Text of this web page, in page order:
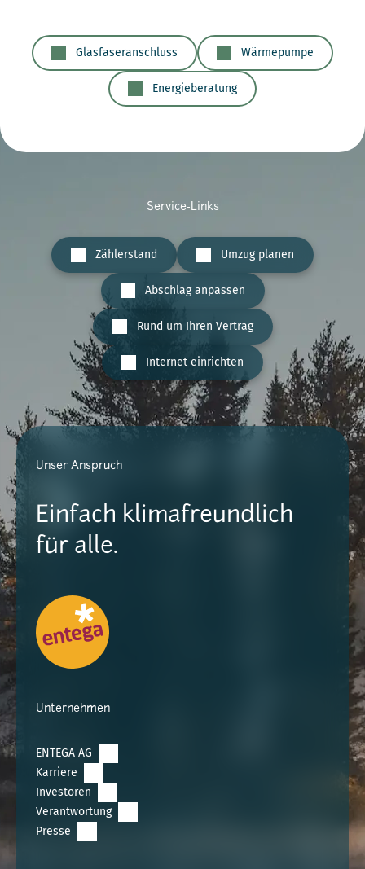
Glasfaseranschluss Wärmepumpe
Energieberatung
Service-Links
Zählerstand Umzug planen
Abschlag anpassen
Rund um Ihren Vertrag
Internet einrichten
Unser Anspruch
Einfach klimafreundlich
für alle.
Unternehmen
ENTEGA AG
Karriere
Investoren
Verantwortung
Presse